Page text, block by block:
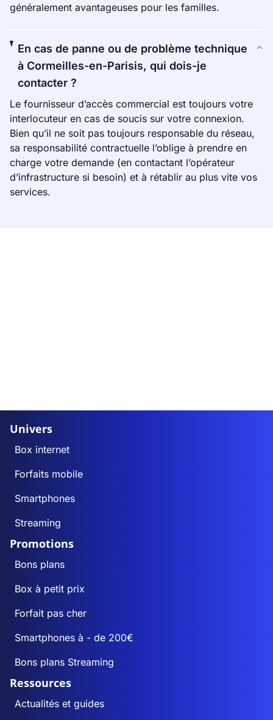
généralement avantageuses pour les familles.
En cas de panne ou de problème technique
à Cormeilles-en-Parisis, qui dois-je
contacter ?
Le fournisseur d’accès commercial est toujours votre
interlocuteur en cas de soucis sur votre connexion.
Bien qu’il ne soit pas toujours responsable du réseau,
sa responsabilité contractuelle l’oblige à prendre en
charge votre demande (en contactant l’opérateur
d’infrastructure si besoin) et à rétablir au plus vite vos
services.
Univers
Box internet
Forfaits mobile
Smartphones
Streaming
Promotions
Bons plans
Box à petit prix
Forfait pas cher
Smartphones à - de 200€
Bons plans Streaming
Ressources
Actualités et guides